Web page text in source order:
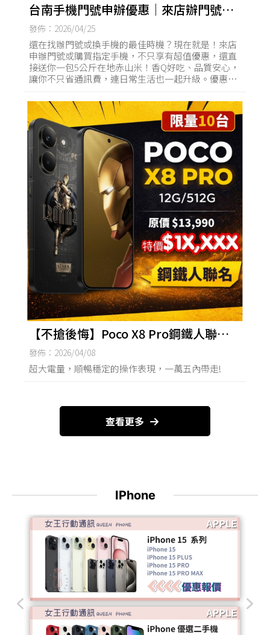
台南手機門號申辦優惠｜來店辦門號或
購買手機免費送5公斤赤山米，在地好米
限量回饋送完為止！
發佈：2026/04/25
還在找辦門號或換手機的最佳時機？現在就是！來店
申辦門號或購買指定手機，不只享有超值優惠，還直
接送你一包5公斤在地赤山米！香Q好吃、品質安心，
讓你不只省通訊費，連日常生活也一起升級。優惠＋
【不搶後悔】Poco X8 Pro鋼鐵人聯名
款，現貨優惠價出！ | 台南POCO,鋼鐵
人,台南買手機,台南手機無卡分期
發佈：2026/04/08
超大電量，順暢穩定的操作表現，一萬五內帶走!
查看更多
買手機 IPhone